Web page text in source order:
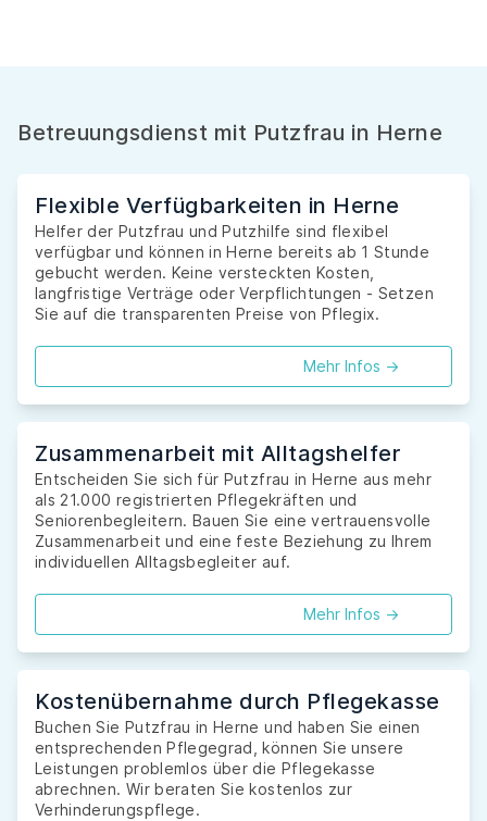
Betreuungsdienst mit Putzfrau in Herne
Flexible Verfügbarkeiten in Herne
Helfer der Putzfrau und Putzhilfe sind flexibel
verfügbar und können in Herne bereits ab 1 Stunde
gebucht werden. Keine versteckten Kosten,
langfristige Verträge oder Verpflichtungen - Setzen
Sie auf die transparenten Preise von Pflegix.
Mehr Infos ->
Zusammenarbeit mit Alltagshelfer
Entscheiden Sie sich für Putzfrau in Herne aus mehr
als 21.000 registrierten Pflegekräften und
Seniorenbegleitern. Bauen Sie eine vertrauensvolle
Zusammenarbeit und eine feste Beziehung zu Ihrem
individuellen Alltagsbegleiter auf.
Mehr Infos ->
Kostenübernahme durch Pflegekasse
Buchen Sie Putzfrau in Herne und haben Sie einen
entsprechenden Pflegegrad, können Sie unsere
Leistungen problemlos über die Pflegekasse
abrechnen. Wir beraten Sie kostenlos zur
Verhinderungspflege.